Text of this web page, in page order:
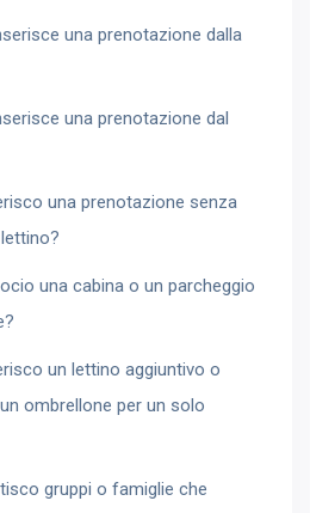
una prenotazione dalla
una prenotazione dal
una prenotazione senza
una cabina o un parcheggio
un lettino aggiuntivo o
ombrellone per un solo
gruppi o famiglie che